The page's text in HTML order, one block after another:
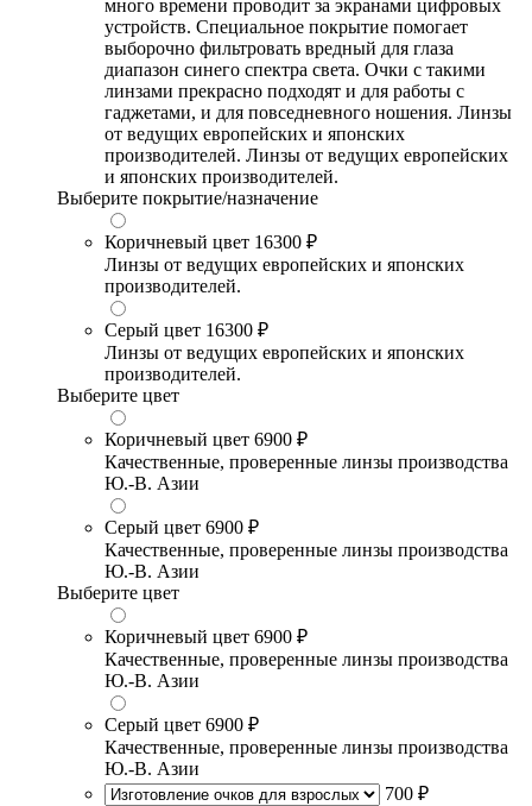
много времени проводит за экранами цифровых
устройств. Специальное покрытие помогает
выборочно фильтровать вредный для глаза
диапазон синего спектра света. Очки с такими
линзами прекрасно подходят и для работы с
гаджетами, и для повседневного ношения. Линзы
от ведущих европейских и японских
производителей. Линзы от ведущих европейских
и японских производителей.
Выберите покрытие/назначение
Коричневый цвет 16300 ₽
Линзы от ведущих европейских и японских
производителей.
Серый цвет 16300 ₽
Линзы от ведущих европейских и японских
производителей.
Выберите цвет
Коричневый цвет 6900 ₽
Качественные, проверенные линзы производства
Ю.-В. Азии
Серый цвет 6900 ₽
Качественные, проверенные линзы производства
Ю.-В. Азии
Выберите цвет
Коричневый цвет 6900 ₽
Качественные, проверенные линзы производства
Ю.-В. Азии
Серый цвет 6900 ₽
Качественные, проверенные линзы производства
Ю.-В. Азии
700 ₽